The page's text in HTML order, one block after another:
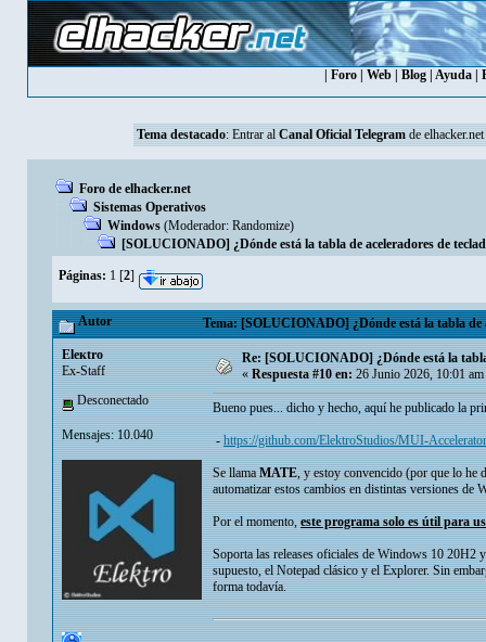
Foro| Web| Blog| Ayuda|
Tema destacado: Entrar al Canal Oficial Telegramde elhacker.net
Foro de elhacker.net
Sistemas Operativos
Windows (Moderador: Randomize)
[SOLUCIONADO] ¿Dónde está la tabla de aceleradores de
Páginas: 1 [2]
Autor Tema: [SOLUCIONADO] ¿Dónde está la tabla de
Eleкtro
Ex-Staff
Desconectado
Mensajes: 10.040
Re: [SOLUCIONADO] ¿Dónde está la
«Respuesta #10 en:26 Junio 2026, 10:01 am
Bueno pues... dicho y hecho, aquí he publicado la
-https://github.com/ElektroStudios/MUI-
Se llamaMATE, y estoy convencido (por que lo he
automatizar estos cambios en distintas versiones
Por el momento,este programa solo es útil para
Soporta las releases oficiales de Windows 10
supuesto, el Notepad clásico y el Explorer. Sin
forma todavía.